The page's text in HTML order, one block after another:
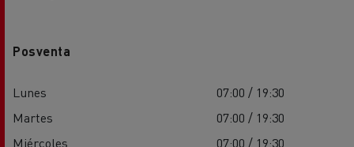
Posventa
Lunes
07:00 / 19:30
Martes
07:00 / 19:30
Miércoles
07:00 / 19:30